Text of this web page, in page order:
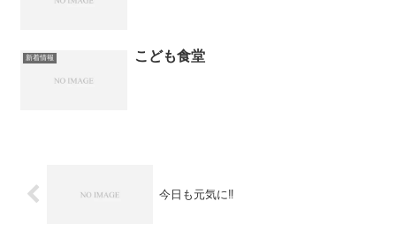
新着情報 こども食堂
今日も元気に‼️